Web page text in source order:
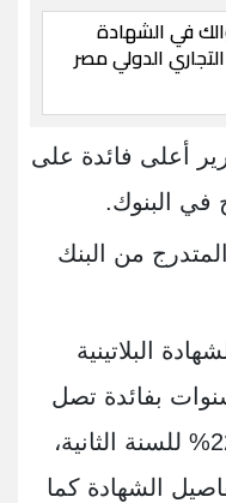
في الشهادة
التجاري الدولي مصر
أعلى فائدة على
في البنوك.
المتدرج من البنك
البلاتينية
العائد المتدرج لمدة 3 سنوات بفائدة تصل
لـ26% ثابتة للسنة الأولى، و22% للسنة الثانية،
الشهادة كما